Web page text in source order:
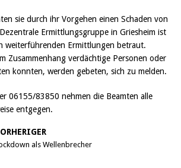
sie durch ihr Vorgehen einen Schaden von
Ermittlungsgruppe in Griesheim ist
weiterführenden Ermittlungen betraut.
Zusammenhang verdächtige Personen oder
konnten, werden gebeten, sich zu melden.
06155/83850 nehmen die Beamten alle
entgegen.
als Wellenbrecher